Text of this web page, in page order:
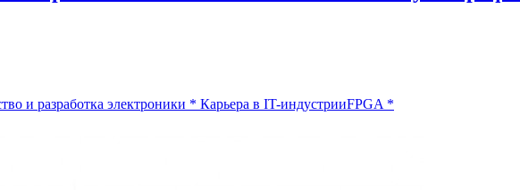
и разработка электроники * Карьера в IT-индустрииFPGA *